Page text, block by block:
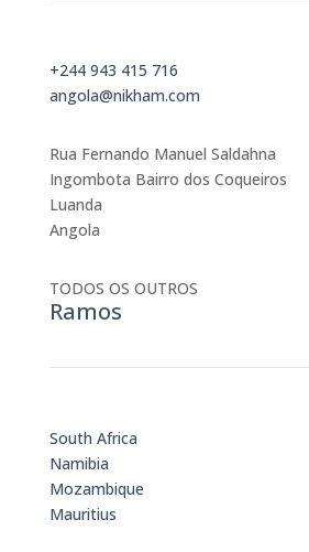
+244 943 415 716
angola@nikham.com
Rua Fernando Manuel Saldahna
Ingombota Bairro dos Coqueiros
Luanda
Angola
TODOS OS OUTROS
Ramos
South Africa
Namibia
Mozambique
Mauritius